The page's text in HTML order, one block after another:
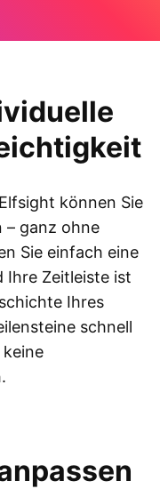
können Sie
– ganz ohne
Sie einfach eine
Ihre Zeitleiste ist
Ihres
schnell